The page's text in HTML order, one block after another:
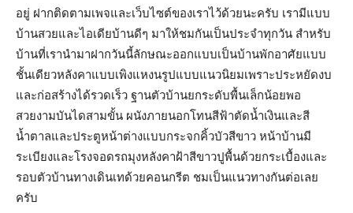
อยู่ ฝากติดตามเพจและเว็บไซต์ของเราไว้ด้วยนะครับ เรามีแบบ
บ้านสวยและไอเดียบ้านดีๆ มาให้ชมกันเป็นประจำทุกวัน สำหรับ
บ้านที่เรานำมาฝากวันนี้ลักษณะออกแบบเป็นบ้านพักอาศัยแบบ
ชั้นเดียวหลังคาแบบเพิงแหงนรูปแบบแนวนิยมเพราะประหยัดงบ
และก่อสร้างได้รวดเร็ว ฐานตัวบ้านยกระดับพื้นเล็กน้อยพอ
สวยงามบันไดสามขั้น ผนังภายนอกโทนสีฟ้าตัดน้ำเงินและสี
น้ำตาลและประตูหน้าต่างแบบกระจกคิ้วบัวสีขาว หน้าบ้านมี
ระเบียงและโรงจอดรถมุงหลังคาฝ้าสีขาวปูพื้นด้วยกระเบื้องและ
รอบตัวบ้านทางเดินเทด้วยคอนกรีต ชมเป็นแนวทางกันต่อเลย
ครับ